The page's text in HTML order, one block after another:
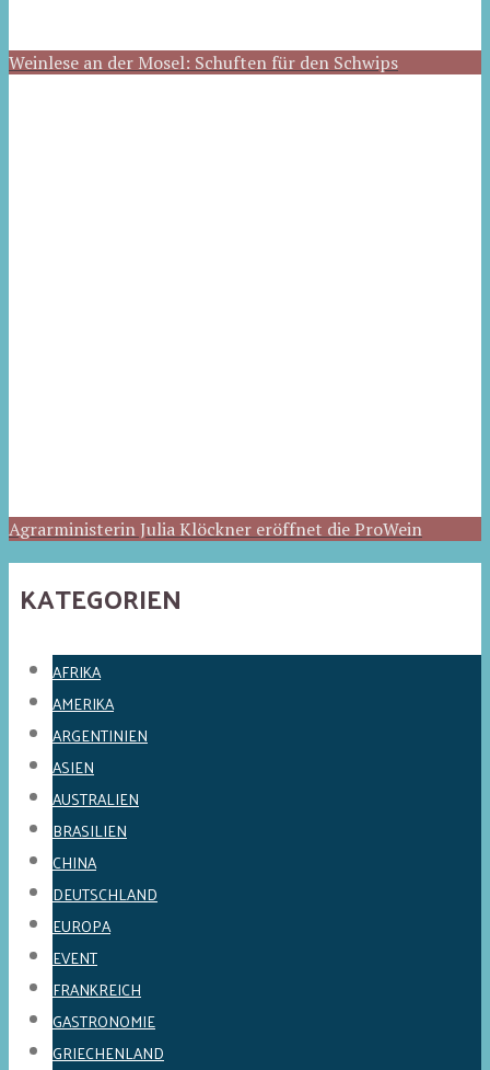
Weinlese an der Mosel: Schuften für den Schwips
Agrarministerin Julia Klöckner eröffnet die ProWein
KATEGORIEN
AFRIKA
AMERIKA
ARGENTINIEN
ASIEN
AUSTRALIEN
BRASILIEN
CHINA
DEUTSCHLAND
EUROPA
EVENT
FRANKREICH
GASTRONOMIE
GRIECHENLAND